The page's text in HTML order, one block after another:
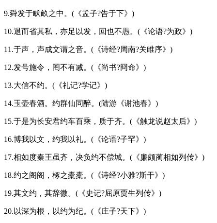
9.舜发于畎畝之中。(《孟子?告于下》)
10.退而省其私，亦足以发，回也不愚。(《论语?为政》)
11.于声，声成文谓之音。(《诗经?周南?关睢序》)
12.发号施令，罔不有减。(《尚书?冏命》)
13.大信不约。(《礼记?学记》)
14.玉壶春酒。约群仙同醉。(陆游《谢池春》)
15.于是为长安君约车百乘，质于齐。(《触龙说赵太后》)
16.博我以文，约我以礼。(《论语?子罕》)
17.相如度秦王虽齐，决负约不偿城。(《廉颇蔺相如列传》)
18.约之阁阁，椓之橐橐。(《诗经?小雅?斯干》)
19.其文约，其辞微。(《史记?屈原贾生列传》)
20.以深为根，以约为纪。(《庄子?天下》)